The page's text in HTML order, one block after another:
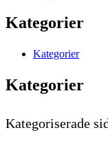
Kategorier
Kategorier
Kategorier
Kategoriserade